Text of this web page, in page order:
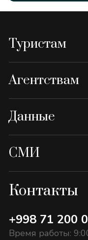
Туристам
Агентствам
Данные
СМИ
Контакты
+998 71 200
Время работы: